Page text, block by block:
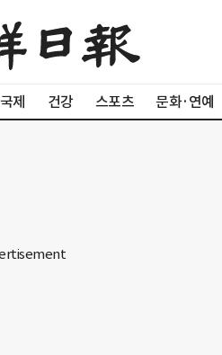
국제 건강 스포츠 문화·연예